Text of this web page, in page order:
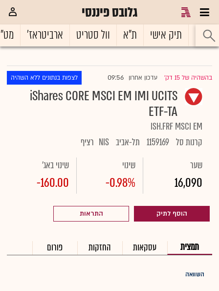
גלובס פיננסי
ראשי תיק אישי ת"א וול סטריט ארביטראז'
בהשהיה של 15 דק' |עדכון אחרון 09:56 לצפות בנתונים ללא השהיה
iShares CORE MSCI EM IMI UCITS
ETF-TA
ISH.FRF MSCI EM
קרנות סל 1159169 תל-אביב NIS רציף
שער
16,090
שינוי
-0.98%
שינוי באג'
-160.00
הוסף לתיק התראות
תמצית עסקאות החזקות פורום
השוואה